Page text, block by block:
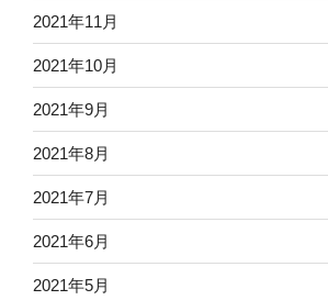
2021年11月
2021年10月
2021年9月
2021年8月
2021年7月
2021年6月
2021年5月